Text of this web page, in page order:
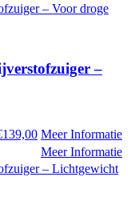
–
Meer Informatie
Meer Informatie